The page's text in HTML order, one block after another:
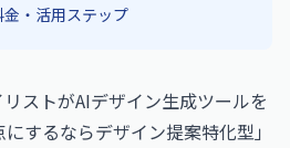
・活用ステップ
ストがAIデザイン生成ツールを
するならデザイン提案特化型」